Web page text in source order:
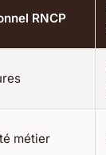
RNCP
métier